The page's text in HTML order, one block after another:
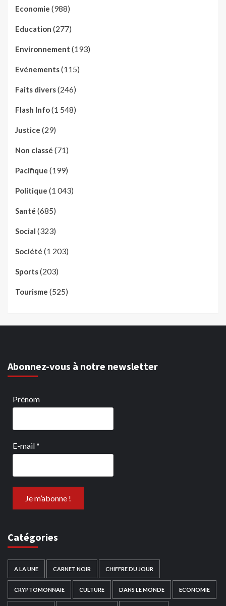
Economie (988)
Education (277)
Environnement (193)
Evénements(115)
Faits divers(246)
Flash Info(1 548)
Justice (29)
Non classé (71)
Pacifique (199)
Politique (1 043)
Santé (685)
Social (323)
Société (1 203)
Sports(203)
Tourisme (525)
Abonnez-vous à notre newsletter
Prénom
E-mail*
Catégories
A LA UNE CARNET NOIR CHIFFRE DU JOUR
CRYPTOMONNAIE CULTURE DANS LE MONDE ECONOMIE